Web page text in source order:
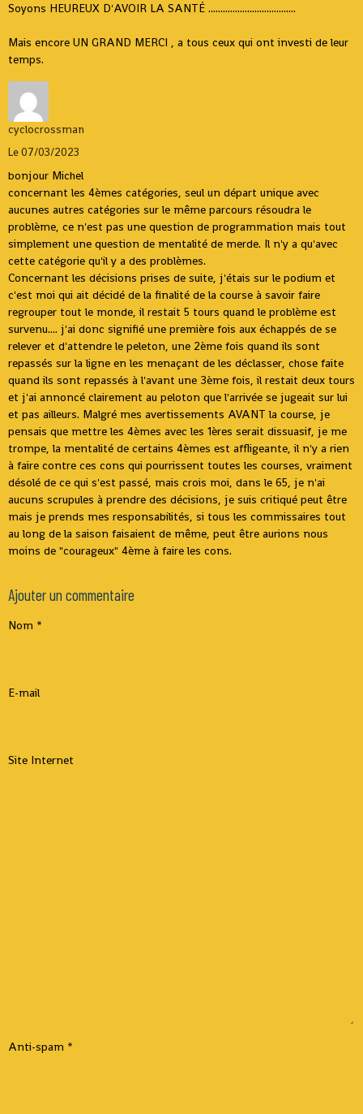
Soyons HEUREUX D'AVOIR LA SANTÉ ....................................
Mais encore UN GRAND MERCI , a tous ceux qui ont investi de leur
temps.
cyclocrossman
Le 07/03/2023
bonjour Michel
concernant les 4èmes catégories, seul un départ unique avec
aucunes autres catégories sur le même parcours résoudra le
problème, ce n'est pas une question de programmation mais tout
simplement une question de mentalité de merde. Il n'y a qu'avec
cette catégorie qu'il y a des problèmes.
Concernant les décisions prises de suite, j'étais sur le podium et
c'est moi qui ait décidé de la finalité de la course à savoir faire
regrouper tout le monde, il restait 5 tours quand le problème est
survenu.... j'ai donc signifié une première fois aux échappés de se
relever et d'attendre le peleton, une 2ème fois quand ils sont
repassés sur la ligne en les menaçant de les déclasser, chose faite
quand ils sont repassés à l'avant une 3ème fois, il restait deux tours
et j'ai annoncé clairement au peloton que l'arrivée se jugeait sur lui
et pas ailleurs. Malgré mes avertissements AVANT la course, je
pensais que mettre les 4èmes avec les 1ères serait dissuasif, je me
trompe, la mentalité de certains 4èmes est affligeante, il n'y a rien
à faire contre ces cons qui pourrissent toutes les courses, vraiment
désolé de ce qui s'est passé, mais crois moi, dans le 65, je n'ai
aucuns scrupules à prendre des décisions, je suis critiqué peut être
mais je prends mes responsabilités, si tous les commissaires tout
au long de la saison faisaient de même, peut être aurions nous
moins de "courageux" 4ème à faire les cons.
Ajouter un commentaire
Nom
E-mail
Site Internet
Anti-spam